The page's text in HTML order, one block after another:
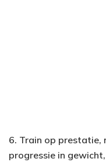
6. Train op prestatie,
progressie in